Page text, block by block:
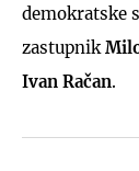
demokratske
zastupnik
Ivan Račan.